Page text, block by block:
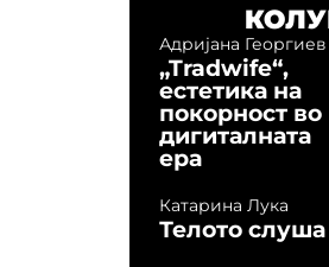
Адријана Георгиев
„Tradwife“,
естетика на
покорност во
дигиталната
ера
Катарина Лука
Телото слуша